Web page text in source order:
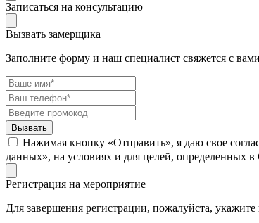
Записаться на консультацию
Вызвать замерщика
Заполните форму и наш специалист свяжется с вами
Нажимая кнопку «Отправить», я даю свое
данных», на условиях и для целей, определенных
Регистрация на мероприятие
Для завершения регистрации, пожалуйста,